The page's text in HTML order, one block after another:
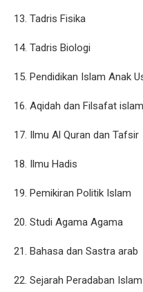
13. Tadris Fisika
14. Tadris Biologi
15. Pendidikan Islam Anak
16. Aqidah dan Filsafat islam
17. Ilmu Al Quran dan Tafsir
18. Ilmu Hadis
19. Pemikiran Politik Islam
20. Studi Agama Agama
21. Bahasa dan Sastra arab
22. Sejarah Peradaban Islam